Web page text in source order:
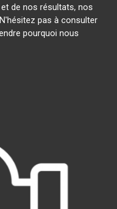
de nos résultats, nos
pas à consulter
pourquoi nous